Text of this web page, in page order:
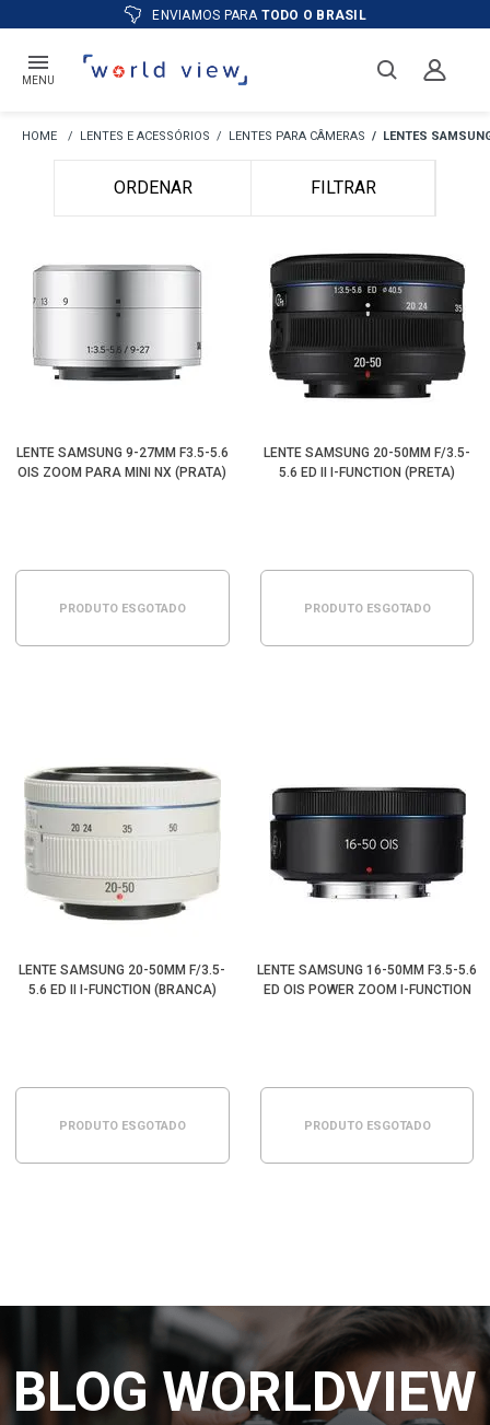
ENVIAMOS PARA TODO O BRASIL
MENU
LENTES E ACESSÓRIOS LENTES PARA CÂMERAS LENTES
ORDENAR FILTRAR
LENTE SAMSUNG 9-27MM F3.5-5.6
OIS ZOOM PARA MINI NX (PRATA)
PRODUTO ESGOTADO
LENTE SAMSUNG 20-50MM F/3.5-
5.6 ED II I-FUNCTION (PRETA)
PRODUTO ESGOTADO
LENTE SAMSUNG 20-50MM F/3.5-
5.6 ED II I-FUNCTION (BRANCA)
PRODUTO ESGOTADO
LENTE SAMSUNG 16-50MM F3.5-5.6
ED OIS POWER ZOOM I-FUNCTION
PRODUTO ESGOTADO
BLOG WORLDVIEW